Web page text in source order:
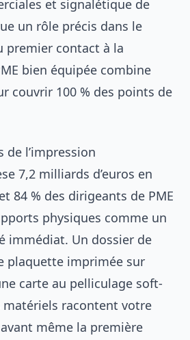
et signalétique de
un rôle précis dans le
premier contact à la
bien équipée combine
couvrir 100 % des points de
de l’impression
7,2 milliards d’euros en
84 % des dirigeants de PME
physiques comme un
immédiat. Un dossier de
plaquette imprimée sur
carte au pelliculage soft-
racontent votre
même la première